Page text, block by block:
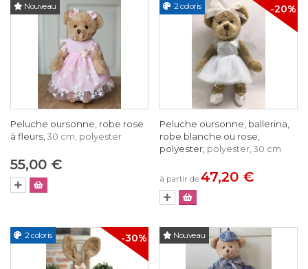
Nouveau
Peluche oursonne, robe rose
à fleurs, 30 cm, polyester
55,00 €
-20%
2 coloris
Peluche oursonne, ballerina,
robe blanche ou rose,
polyester, polyester, 30 cm
à partir de 47,20 €
-30%
2 coloris Nouveau